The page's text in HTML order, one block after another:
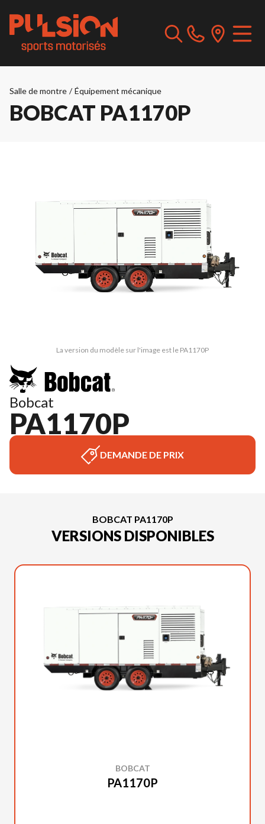
Salle de montre / Équipement mécanique
BOBCAT PA1170P
La version du modèle sur l'image est le PA1170P
Bobcat
PA1170P
DEMANDE DE PRIX
BOBCAT PA1170P
VERSIONS DISPONIBLES
BOBCAT
PA1170P